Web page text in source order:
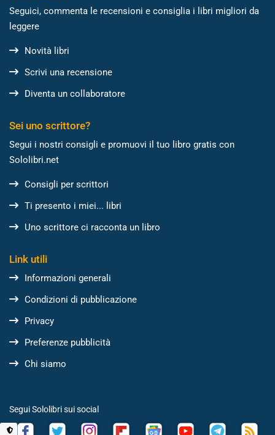
Seguici, commenta le recensioni e consiglia i libri migliori da
leggere
Novità libri
Scrivi una recensione
Diventa un collaboratore
Sei uno scrittore?
Segui i nostri consigli e promuovi il tuo libro gratis con
Sololibri.net
Consigli per scrittori
Ti presento i miei... libri
Uno scrittore ci racconta un libro
Link utili
Informazioni generali
Condizioni di pubblicazione
Privacy
Preferenze pubblicità
Chi siamo
Segui Sololibri sui social